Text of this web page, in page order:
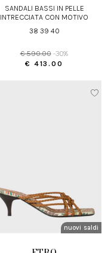
SANDALI BASSI IN PELLE
INTRECCIATA CON MOTIVO
38 39 40
€ 590.00 -30%
€ 413.00
nuovi arrivi
saldi